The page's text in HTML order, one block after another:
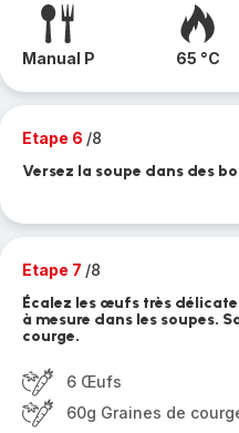
Manual P 65 °C
Etape 6 /8
Versez la soupe dans des
Etape 7 /8
Écalez les œufs très
à mesure dans les soupes.
courge.
6 Œufs
60g Graines de